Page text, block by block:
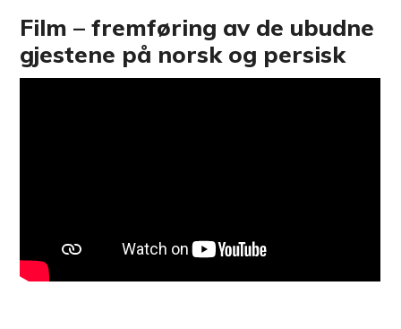
Film – fremføring av de ubudne
gjestene på norsk og persisk